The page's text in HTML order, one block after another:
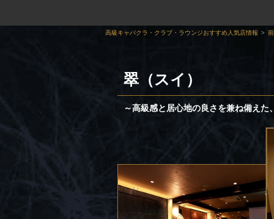
高級キャバクラ・クラブ・ラウンジおすすめ人気店情報
翠（スイ）
～高級感と居心地の良さを兼ね備えた